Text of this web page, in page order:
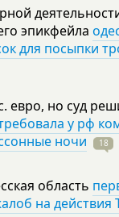
эпикфейла
для посыпки
евро, но суд
у рф
ночи
18
область
на действия